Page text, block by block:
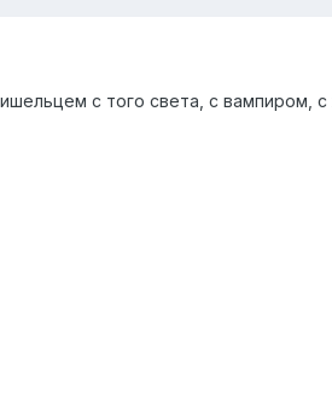
с того света, с вампиром,